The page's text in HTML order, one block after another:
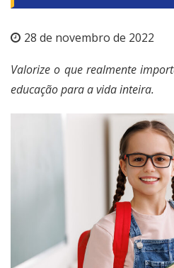
28 de novembro de 2022
Valorize o que realmente
educação para a vida inteira.